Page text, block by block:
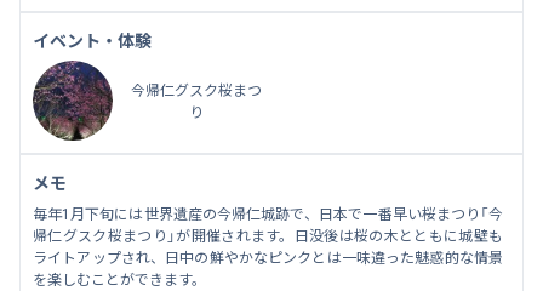
イベント・体験
今帰仁グスク桜まつ
り
メモ
毎年1月下旬には世界遺産の今帰仁城跡で、日本で一番早い桜まつり「今
帰仁グスク桜まつり」が開催されます。日没後は桜の木とともに城壁も
ライトアップされ、日中の鮮やかなピンクとは一味違った魅惑的な情景
を楽しむことができます。